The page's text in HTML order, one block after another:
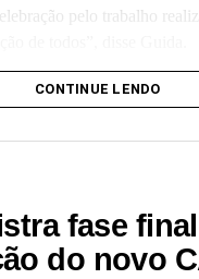
pelo trabalho
Ascom/Ufac)
CONTINUE LENDO
fase
do novo